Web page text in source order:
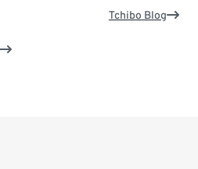
Tchibo Blog